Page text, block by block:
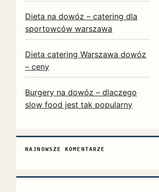
Dieta na dowóz – catering dla
sportowców warszawa
Dieta catering Warszawa dowóz
– ceny
Burgery na dowóz – dlaczego
slow food jest tak popularny
NAJNOWSZE KOMENTARZE